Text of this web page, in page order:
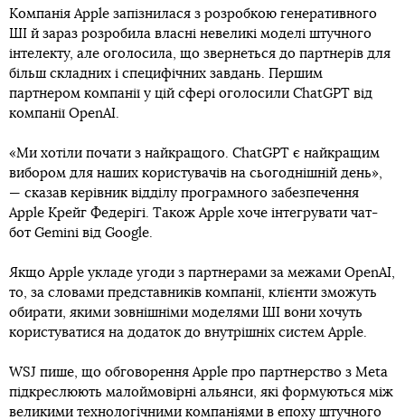
Компанія Apple запізнилася з розробкою генеративного
ШІ й зараз розробила власні невеликі моделі штучного
інтелекту, але оголосила, що звернеться до партнерів для
більш складних і специфічних завдань. Першим
партнером компанії у цій сфері оголосили ChatGPT від
компанії OpenAI.
«Ми хотіли почати з найкращого. ChatGPT є найкращим
вибором для наших користувачів на сьогоднішній день»,
— сказав керівник відділу програмного забезпечення
Apple Крейг Федерігі. Також Apple хоче інтегрувати чат-
бот Gemini від Google.
Якщо Apple укладе угоди з партнерами за межами OpenAI,
то, за словами представників компанії, клієнти зможуть
обирати, якими зовнішніми моделями ШІ вони хочуть
користуватися на додаток до внутрішніх систем Apple.
WSJ пише, що обговорення Apple про партнерство з Meta
підкреслюють малоймовірні альянси, які формуються між
великими технологічними компаніями в епоху штучного